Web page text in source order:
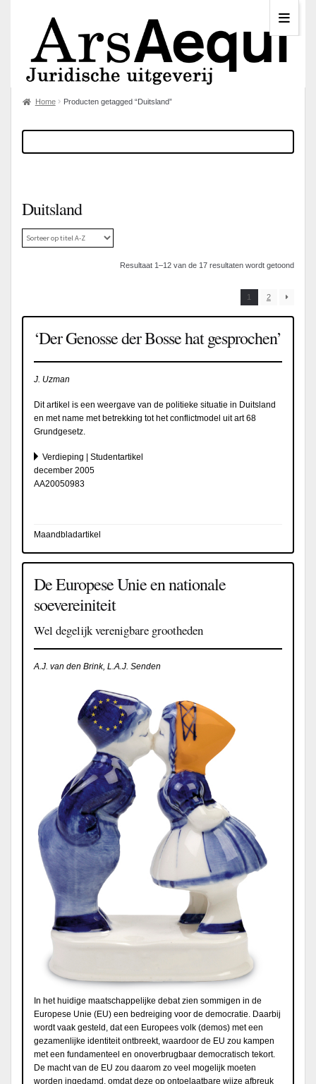
Home Producten getagged “Duitsland”
Duitsland
Resultaat 1–12 van de 17 resultaten wordt getoond
1 2
‘Der Genosse der Bosse hat gesprochen’
J. Uzman
Dit artikel is een weergave van de politieke situatie in Duitsland
en met name met betrekking tot het conflictmodel uit art 68
Grundgesetz.
Verdieping | Studentartikel
december 2005
AA20050983
Maandbladartikel
De Europese Unie en nationale
soevereiniteit
Wel degelijk verenigbare grootheden
A.J. van den Brink, L.A.J. Senden
In het huidige maatschappelijke debat zien sommigen in de
Europese Unie (EU) een bedreiging voor de democratie. Daarbij
wordt vaak gesteld, dat een Europees volk (demos) met een
gezamenlijke identiteit ontbreekt, waardoor de EU zou kampen
met een fundamenteel en onoverbrugbaar democratisch tekort.
De macht van de EU zou daarom zo veel mogelijk moeten
worden ingedamd, omdat deze op ontoelaatbare wijze afbreuk